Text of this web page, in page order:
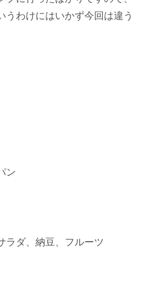
うわけにはいかず今回は違う
ン
ラダ、納豆、フルーツ